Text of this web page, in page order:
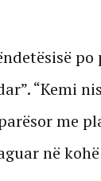
“Kemi
me
në